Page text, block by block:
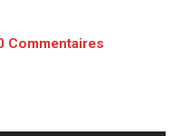
Commentaires